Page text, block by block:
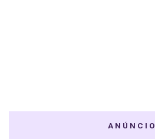
ANÚNCIO